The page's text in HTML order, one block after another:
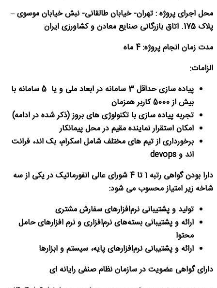
محل اجرای پروژه :تهران- خیابان طالقانی- نبش خیابان موسوی–
پلاک 175. اتاق بازرگانی صنایع معادن و کشاورزی ایران
مدت زمان انجام پروژه: 4 ماه
الزامات:
پیاده سازی حداقل 3 سامانه در ابعاد ملی و یا 5 سامانه با
بیش از 5000 کاربر همزمان
تجربه پیاده سازی با تکنولوژی های بروز (ذکر شده در ادامه)
امکان استقرار نماینده مقیم در محل پیمانکار
برخورداری از تیم های مختلف شامل اسکرام، بک اند، فرانت
اند وdevops
دارا بودن گواهی رتبه 1 تا 4 شورای عالی انفورماتیک در یکی از سه
شاخه زیر امتیاز محسوب می شود:
تولید و پشتیبانی نرم‌افزارهای سفارش مشتری
ارائه و پشتیبانی بسته‌های نرم‌افزاری و نرم افزارهای حامل
محتوا
ارائه و پشتیبانی نرم‌افزارهای پایه، سیستم و ابزارها
دارای گواهی عضویت در سازمان نظام صنفی رایانه ای